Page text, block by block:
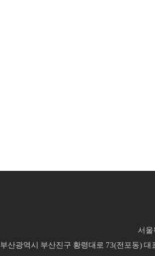
서울
부산광역시 부산진구 황령대로 73(전포동) 대